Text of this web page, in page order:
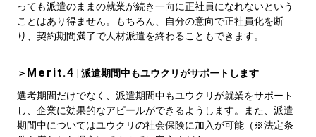
っても派遣のままの就業が続き一向に正社員になれないという
ことはあり得ません。もちろん、自分の意向で正社員化を断
り、契約期間満了で人材派遣を終わることもできます。
＞ Merit.4
| 派遣期間中もユウクリがサポートします
選考期間だけでなく、派遣期間中もユウクリが就業をサポート
し、企業に効果的なアピールができるようします。また、派遣
期間中についてはユウクリの社会保険に加入が可能（※法定条